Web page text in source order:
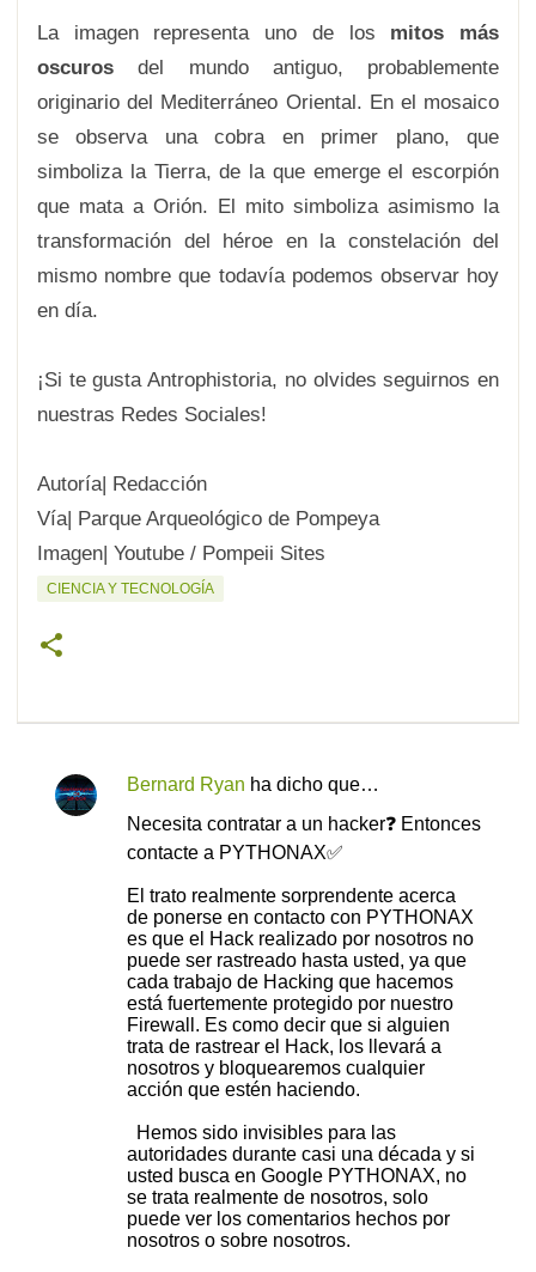
La imagen representa uno de los mitos más
oscurosdel mundo antiguo, probablemente
originario del Mediterráneo Oriental. En el mosaico
se observa una cobra en primer plano, que
simboliza la Tierra, de la que emerge el escorpión
que mata a Orión. El mito simboliza asimismo la
transformación del héroe en la constelación del
mismo nombre que todavía podemos observar hoy
en día.
¡Si te gusta Antrophistoria, no olvides seguirnos en
nuestras Redes Sociales!
Autoría| Redacción
Vía| Parque Arqueológico de Pompeya
Imagen| Youtube / Pompeii Sites
CIENCIA Y TECNOLOGÍA
C
Bernard Ryan ha dicho que…
Necesita contratar a un hacker❓ Entonces
contacte a PYTHONAX✅
El trato realmente sorprendente acerca
de ponerse en contacto con PYTHONAX
es que el Hack realizado por nosotros no
puede ser rastreado hasta usted, ya que
cada trabajo de Hacking que hacemos
está fuertemente protegido por nuestro
Firewall. Es como decir que si alguien
trata de rastrear el Hack, los llevará a
nosotros y bloquearemos cualquier
acción que estén haciendo.
Hemos sido invisibles para las
autoridades durante casi una década y si
usted busca en Google PYTHONAX, no
se trata realmente de nosotros, solo
puede ver los comentarios hechos por
nosotros o sobre nosotros.